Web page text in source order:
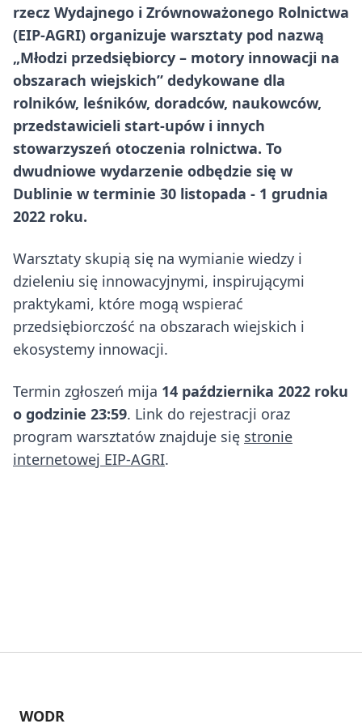
rzecz Wydajnego i Zrównoważonego Rolnictwa
(EIP-AGRI) organizuje warsztaty pod nazwą
„Młodzi przedsiębiorcy – motory innowacji na
obszarach wiejskich” dedykowane dla
rolników, leśników, doradców, naukowców,
przedstawicieli start-upów i innych
stowarzyszeń otoczenia rolnictwa. To
dwudniowe wydarzenie odbędzie się w
Dublinie w terminie 30 listopada - 1 grudnia
2022 roku.
Warsztaty skupią się na wymianie wiedzy i
dzieleniu się innowacyjnymi, inspirującymi
praktykami, które mogą wspierać
przedsiębiorczość na obszarach wiejskich i
ekosystemy innowacji.
Termin zgłoszeń mija 14 października 2022 roku
o godzinie 23:59. Link do rejestracji oraz
program warsztatów znajduje się stronie
internetowej EIP-AGRI.
WODR